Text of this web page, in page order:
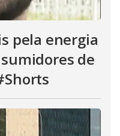
pela energia
de